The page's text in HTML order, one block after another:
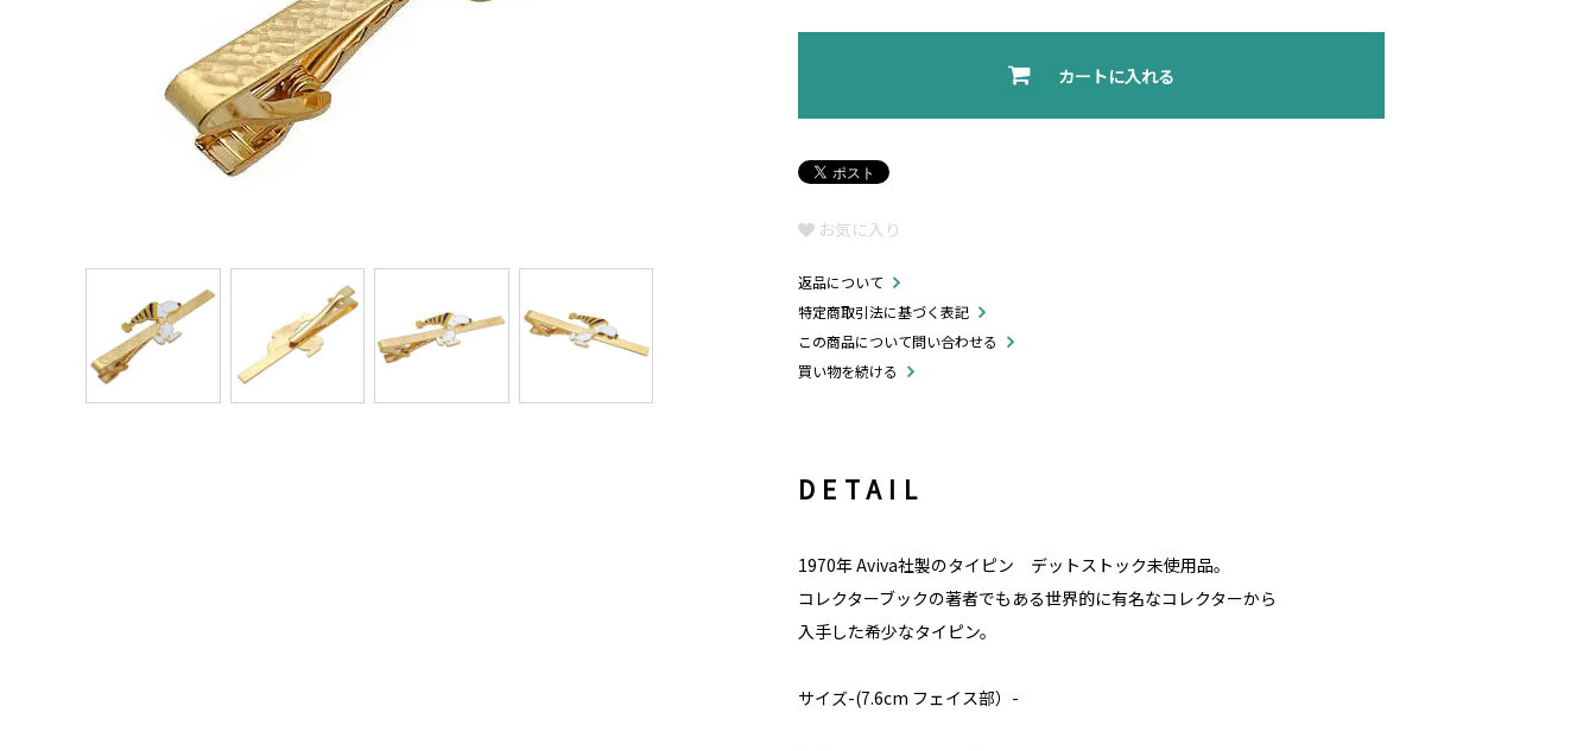
カートに入れる
お気に入り
返品について
特定商取引法に基づく表記
この商品について問い合わせる
買い物を続ける
DETAIL
1970年 Aviva社製のタイピン デットストック未使用品。
コレクターブックの著者でもある世界的に有名なコレクターから
入手した希少なタイピン。
サイズ-(7.6cm フェイス部）-